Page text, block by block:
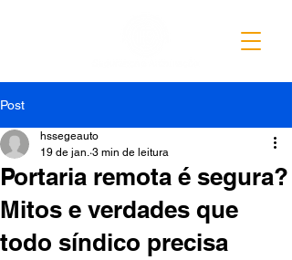
Post
Portaria remota é segura?
Mitos e verdades que
todo síndico precisa
hssegeauto
19 de jan. 3 min de leitura